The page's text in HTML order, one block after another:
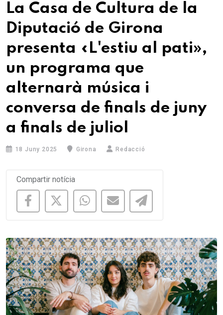
La Casa de Cultura de la
Diputació de Girona
presenta «L'estiu al pati»,
un programa que
alternarà música i
conversa de finals de juny
a finals de juliol
18 Juny 2025 Girona Redacció
Compartir notícia